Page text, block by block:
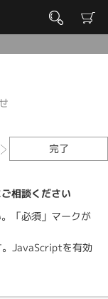
完了
相談ください
「必須」マークが
JavaScriptを有効